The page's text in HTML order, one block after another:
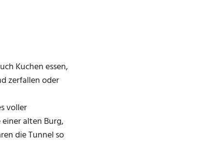
Kuchen essen,
zerfallen oder
voller
alten Burg,
die Tunnel so